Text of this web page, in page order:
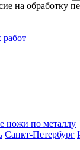
на обработку
работ
ножи по металлу
Санкт-Петербург